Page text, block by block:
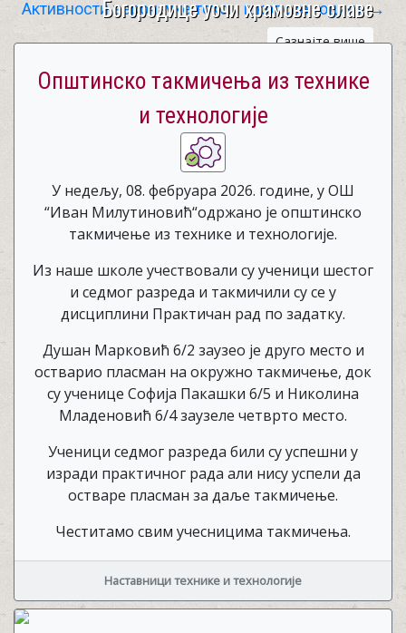
Богородице уочи храмовне славе
Сазнајте више
Активности веронауке током школске године→
Општинско такмичења из технике
и технологије
У недељу, 08. фебруара 2026. године, у ОШ
“Иван Милутиновић“одржано је општинско
такмичење из технике и технологије.
Из наше школе учествовали су ученици шестог
и седмог разреда и такмичили су се у
дисциплини Практичан рад по задатку.
Душан Марковић 6/2 заузео је друго место и
остварио пласман на окружно такмичење, док
су ученице Софија Пакашки 6/5 и Николина
Младеновић 6/4 заузеле четврто место.
Ученици седмог разреда били су успешни у
изради практичног рада али нису успели да
остваре пласман за даље такмичење.
Честитамо свим учесницима такмичења.
Наставници технике и технологије